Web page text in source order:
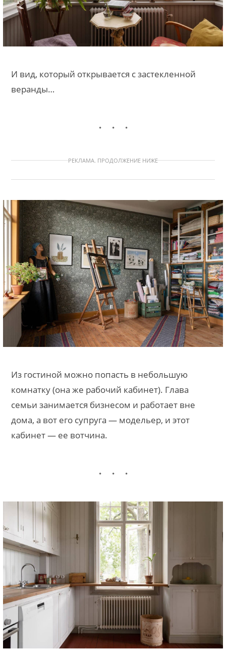
И вид, который открывается с застекленной
веранды…
РЕКЛАМА. ПРОДОЛЖЕНИЕ НИЖЕ
Из гостиной можно попасть в небольшую
комнатку (она же рабочий кабинет). Глава
семьи занимается бизнесом и работает вне
дома, а вот его супруга — модельер, и этот
кабинет — ее вотчина.